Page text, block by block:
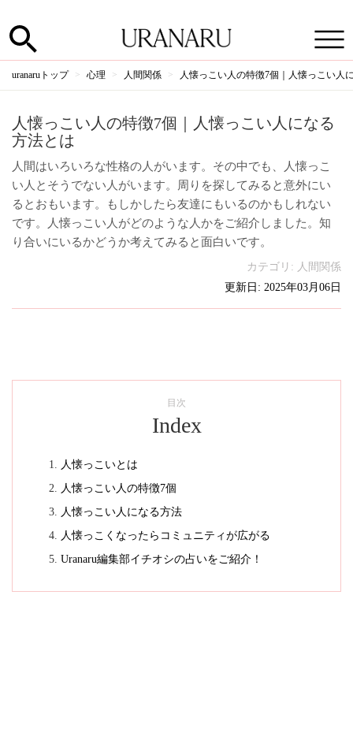
uranaruトップ 心理 人間関係 人懐っこい人の特徴7個｜人懐っこい人
人懐っこい人の特徴7個｜人懐っこい人になる
方法とは
人間はいろいろな性格の人がいます。その中でも、人懐っこ
い人とそうでない人がいます。周りを探してみると意外にい
るとおもいます。もしかしたら友達にもいるのかもしれない
です。人懐っこい人がどのような人かをご紹介しました。知
り合いにいるかどうか考えてみると面白いです。
カテゴリ: 人間関係
更新日: 2025年03月06日
目次
Index
人懐っこいとは
人懐っこい人の特徴7個
人懐っこい人になる方法
人懐っこくなったらコミュニティが広がる
Uranaru編集部イチオシの占いをご紹介！